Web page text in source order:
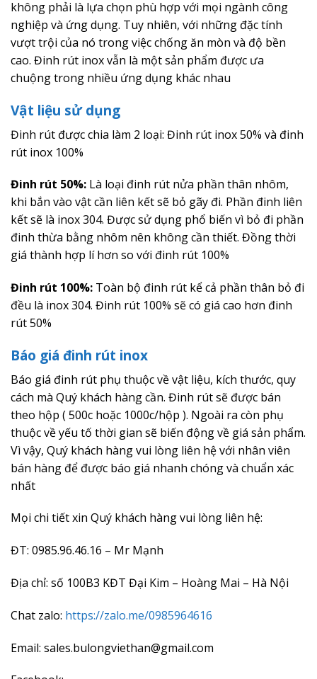
không phải là lựa chọn phù hợp với mọi ngành công
nghiệp và ứng dụng. Tuy nhiên, với những đặc tính
vượt trội của nó trong việc chống ăn mòn và độ bền
cao. Đinh rút inox vẫn là một sản phẩm được ưa
chuộng trong nhiều ứng dụng khác nhau
Vật liệu sử dụng
Đinh rút được chia làm 2 loại: Đinh rút inox 50% và đinh
rút inox 100%
Đinh rút 50%: Là loại đinh rút nửa phần thân nhôm,
khi bắn vào vật cần liên kết sẽ bỏ gãy đi. Phần đinh liên
kết sẽ là inox 304. Được sử dụng phổ biến vì bỏ đi phần
đinh thừa bằng nhôm nên không cần thiết. Đồng thời
giá thành hợp lí hơn so với đinh rút 100%
Đinh rút 100%: Toàn bộ đinh rút kể cả phần thân bỏ đi
đều là inox 304. Đinh rút 100% sẽ có giá cao hơn đinh
rút 50%
Báo giá đinh rút inox
Báo giá đinh rút phụ thuộc về vật liệu, kích thước, quy
cách mà Quý khách hàng cần. Đinh rút sẽ được bán
theo hộp ( 500c hoặc 1000c/hộp ). Ngoài ra còn phụ
thuộc về yếu tố thời gian sẽ biến động về giá sản phẩm.
Vì vậy, Quý khách hàng vui lòng liên hệ với nhân viên
bán hàng để được báo giá nhanh chóng và chuẩn xác
nhất
Mọi chi tiết xin Quý khách hàng vui lòng liên hệ:
ĐT: 0985.96.46.16 – Mr Mạnh
Địa chỉ: số 100B3 KĐT Đại Kim – Hoàng Mai – Hà Nội
Chat zalo: https://zalo.me/0985964616
Email: sales.bulongviethan@gmail.com